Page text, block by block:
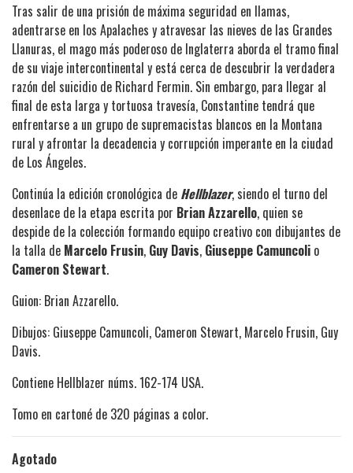
Tras salir de una prisión de máxima seguridad en llamas,
adentrarse en los Apalaches y atravesar las nieves de las Grandes
Llanuras, el mago más poderoso de Inglaterra aborda el tramo final
de su viaje intercontinental y está cerca de descubrir la verdadera
razón del suicidio de Richard Fermin. Sin embargo, para llegar al
final de esta larga y tortuosa travesía, Constantine tendrá que
enfrentarse a un grupo de supremacistas blancos en la Montana
rural y afrontar la decadencia y corrupción imperante en la ciudad
de Los Ángeles.
Continúa la edición cronológica de Hellblazer, siendo el turno del
desenlace de la etapa escrita por Brian Azzarello, quien se
despide de la colección formando equipo creativo con dibujantes de
la talla de Marcelo Frusin, Guy Davis, Giuseppe Camuncoli o
Cameron Stewart.
Guion: Brian Azzarello.
Dibujos: Giuseppe Camuncoli, Cameron Stewart, Marcelo Frusin, Guy
Davis.
Contiene Hellblazer núms. 162-174 USA.
Tomo en cartoné de 320 páginas a color.
Agotado